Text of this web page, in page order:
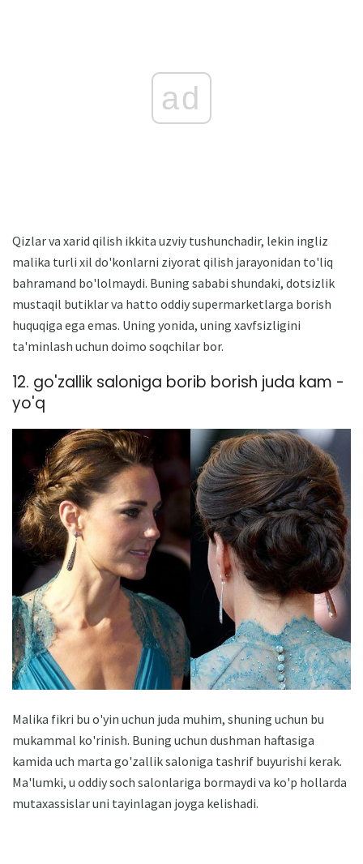
ad
Qizlar va xarid qilish ikkita uzviy tushunchadir, lekin ingliz
malika turli xil do'konlarni ziyorat qilish jarayonidan to'liq
bahramand bo'lolmaydi. Buning sababi shundaki, dotsizlik
mustaqil butiklar va hatto oddiy supermarketlarga borish
huquqiga ega emas. Uning yonida, uning xavfsizligini
ta'minlash uchun doimo soqchilar bor.
12. go'zallik saloniga borib borish juda kam -
yo'q
Malika fikri bu o'yin uchun juda muhim, shuning uchun bu
mukammal ko'rinish. Buning uchun dushman haftasiga
kamida uch marta go'zallik saloniga tashrif buyurishi kerak.
Ma'lumki, u oddiy soch salonlariga bormaydi va ko'p hollarda
mutaxassislar uni tayinlagan joyga kelishadi.